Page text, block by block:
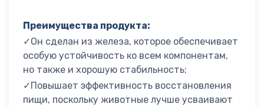
Преимущества продукта:
✓Он сделан из железа, которое обеспечивает
особую устойчивость ко всем компонентам,
но также и хорошую стабильность;
✓Повышает эффективность восстановления
пищи, поскольку животные лучше усваивают